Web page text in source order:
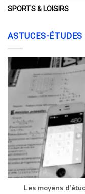
SPORTS & LOISIRS
ASTUCES-ÉTUDES
Les moyens